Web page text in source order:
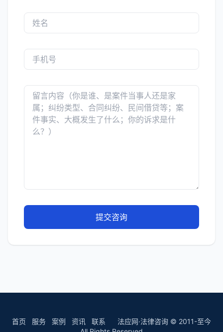
提交咨询
首页 服务 案例 资讯 联系 法应网·法律咨询 © 2011-至今